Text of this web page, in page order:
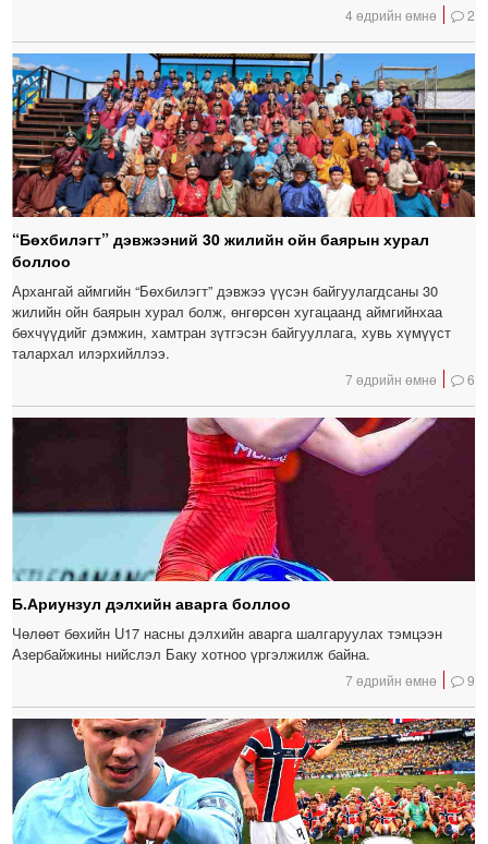
4 өдрийн өмнө 2
“Бөхбилэгт” дэвжээний 30 жилийн ойн баярын хурал
боллоо
Архангай аймгийн “Бөхбилэгт” дэвжээ үүсэн байгуулагдсаны 30
жилийн ойн баярын хурал болж, өнгөрсөн хугацаанд аймгийнхаа
бөхчүүдийг дэмжин, хамтран зүтгэсэн байгууллага, хувь хүмүүст
талархал илэрхийллээ.
7 өдрийн өмнө 6
Б.Ариунзул дэлхийн аварга боллоо
Чөлөөт бөхийн U17 насны дэлхийн аварга шалгаруулах тэмцээн
Азербайжины нийслэл Баку хотноо үргэлжилж байна.
7 өдрийн өмнө 9